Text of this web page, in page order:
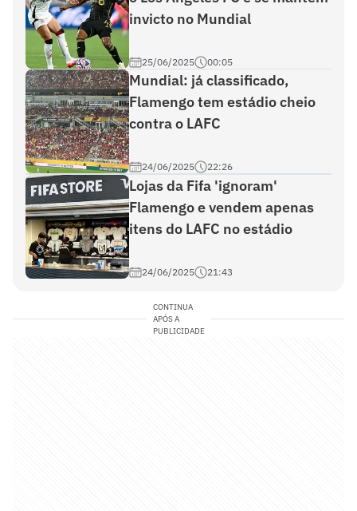
invicto no Mundial
25/06/2025 00:05
Mundial: já classificado,
Flamengo tem estádio cheio
contra o LAFC
24/06/2025 22:26
Lojas da Fifa 'ignoram'
Flamengo e vendem apenas
itens do LAFC no estádio
24/06/2025 21:43
CONTINUA
APÓS A
PUBLICIDADE